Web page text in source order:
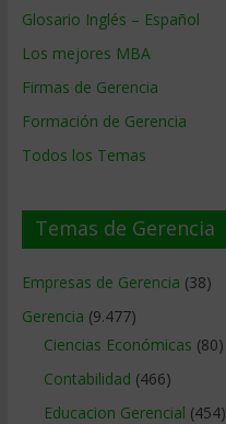
Glosario Inglés – Español
Los mejores MBA
Firmas de Gerencia
Formación de Gerencia
Todos los Temas
Temas de Gerencia
Empresas de Gerencia (38)
Gerencia (9.477)
Ciencias Económicas (80)
Contabilidad (466)
Educacion Gerencial (454)